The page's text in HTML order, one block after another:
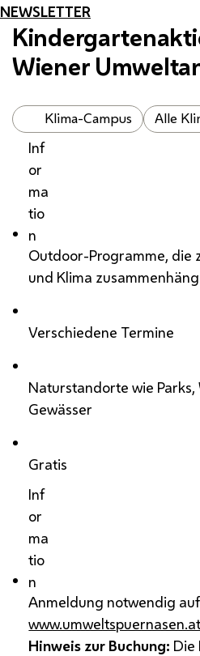
NEWSLETTER
Wiener
Klima-Campus Alle
Inf
or
ma
tio
n
Outdoor-Programme, die
und Klima
Verschiedene Termine
Naturstandorte wie Parks,
Gewässer
Gratis
Inf
or
ma
tio
n
Anmeldung notwendig auf
www.umweltspuernasen.at
Hinweis zur Buchung: Die